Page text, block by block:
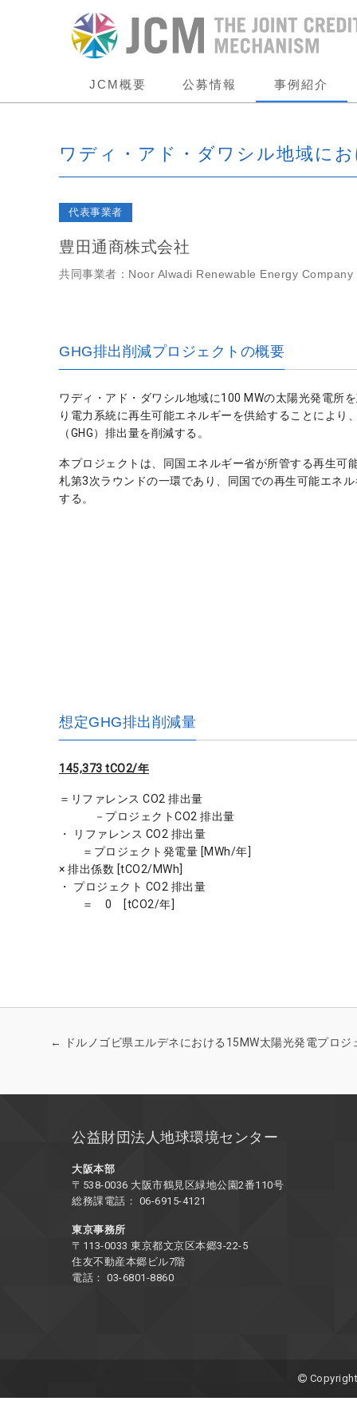
JCM概要 公募情報 事例紹介
ワディ・アド・ダワシル地域に
代表事業者
豊田通商株式会社
共同事業者：Noor Alwadi Renewable Energy Company
GHG排出削減プロジェクトの概要
ワディ・アド・ダワシル地域に100 MWの太陽光発電所
り電力系統に再生可能エネルギーを供給することにより
（GHG）排出量を削減する。
本プロジェクトは、同国エネルギー省が所管する再生可
札第3次ラウンドの一環であり、同国での再生可能エネ
する。
想定GHG排出削減量
145,373 tCO2/年
＝リファレンス CO2 排出量
－プロジェクトCO2 排出量
・ リファレンス CO2 排出量
＝プロジェクト発電量 [MWh/年]
× 排出係数 [tCO2/MWh]
・ プロジェクト CO2 排出量
＝ 0 [tCO2/年]
← ドルノゴビ県エルデネにおける15MW太陽光発電プロジ
公益財団法人地球環境センター
大阪本部
〒538-0036 大阪市鶴見区緑地公園2番110号
総務課電話： 06-6915-4121
東京事務所
〒113-0033 東京都文京区本郷3-22-5
住友不動産本郷ビル7階
電話： 03-6801-8860